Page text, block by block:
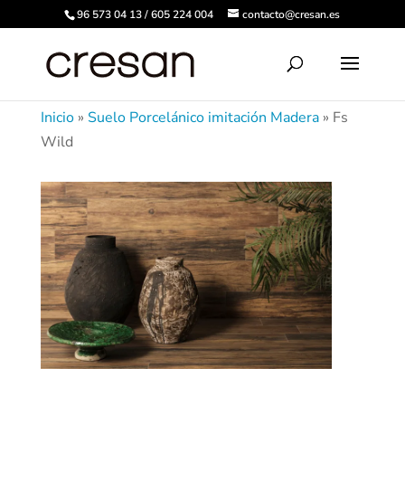
96 573 04 13 / 605 224 004 contacto@cresan.es
Inicio» Suelo Porcelánico imitación Madera» Fs
Wild